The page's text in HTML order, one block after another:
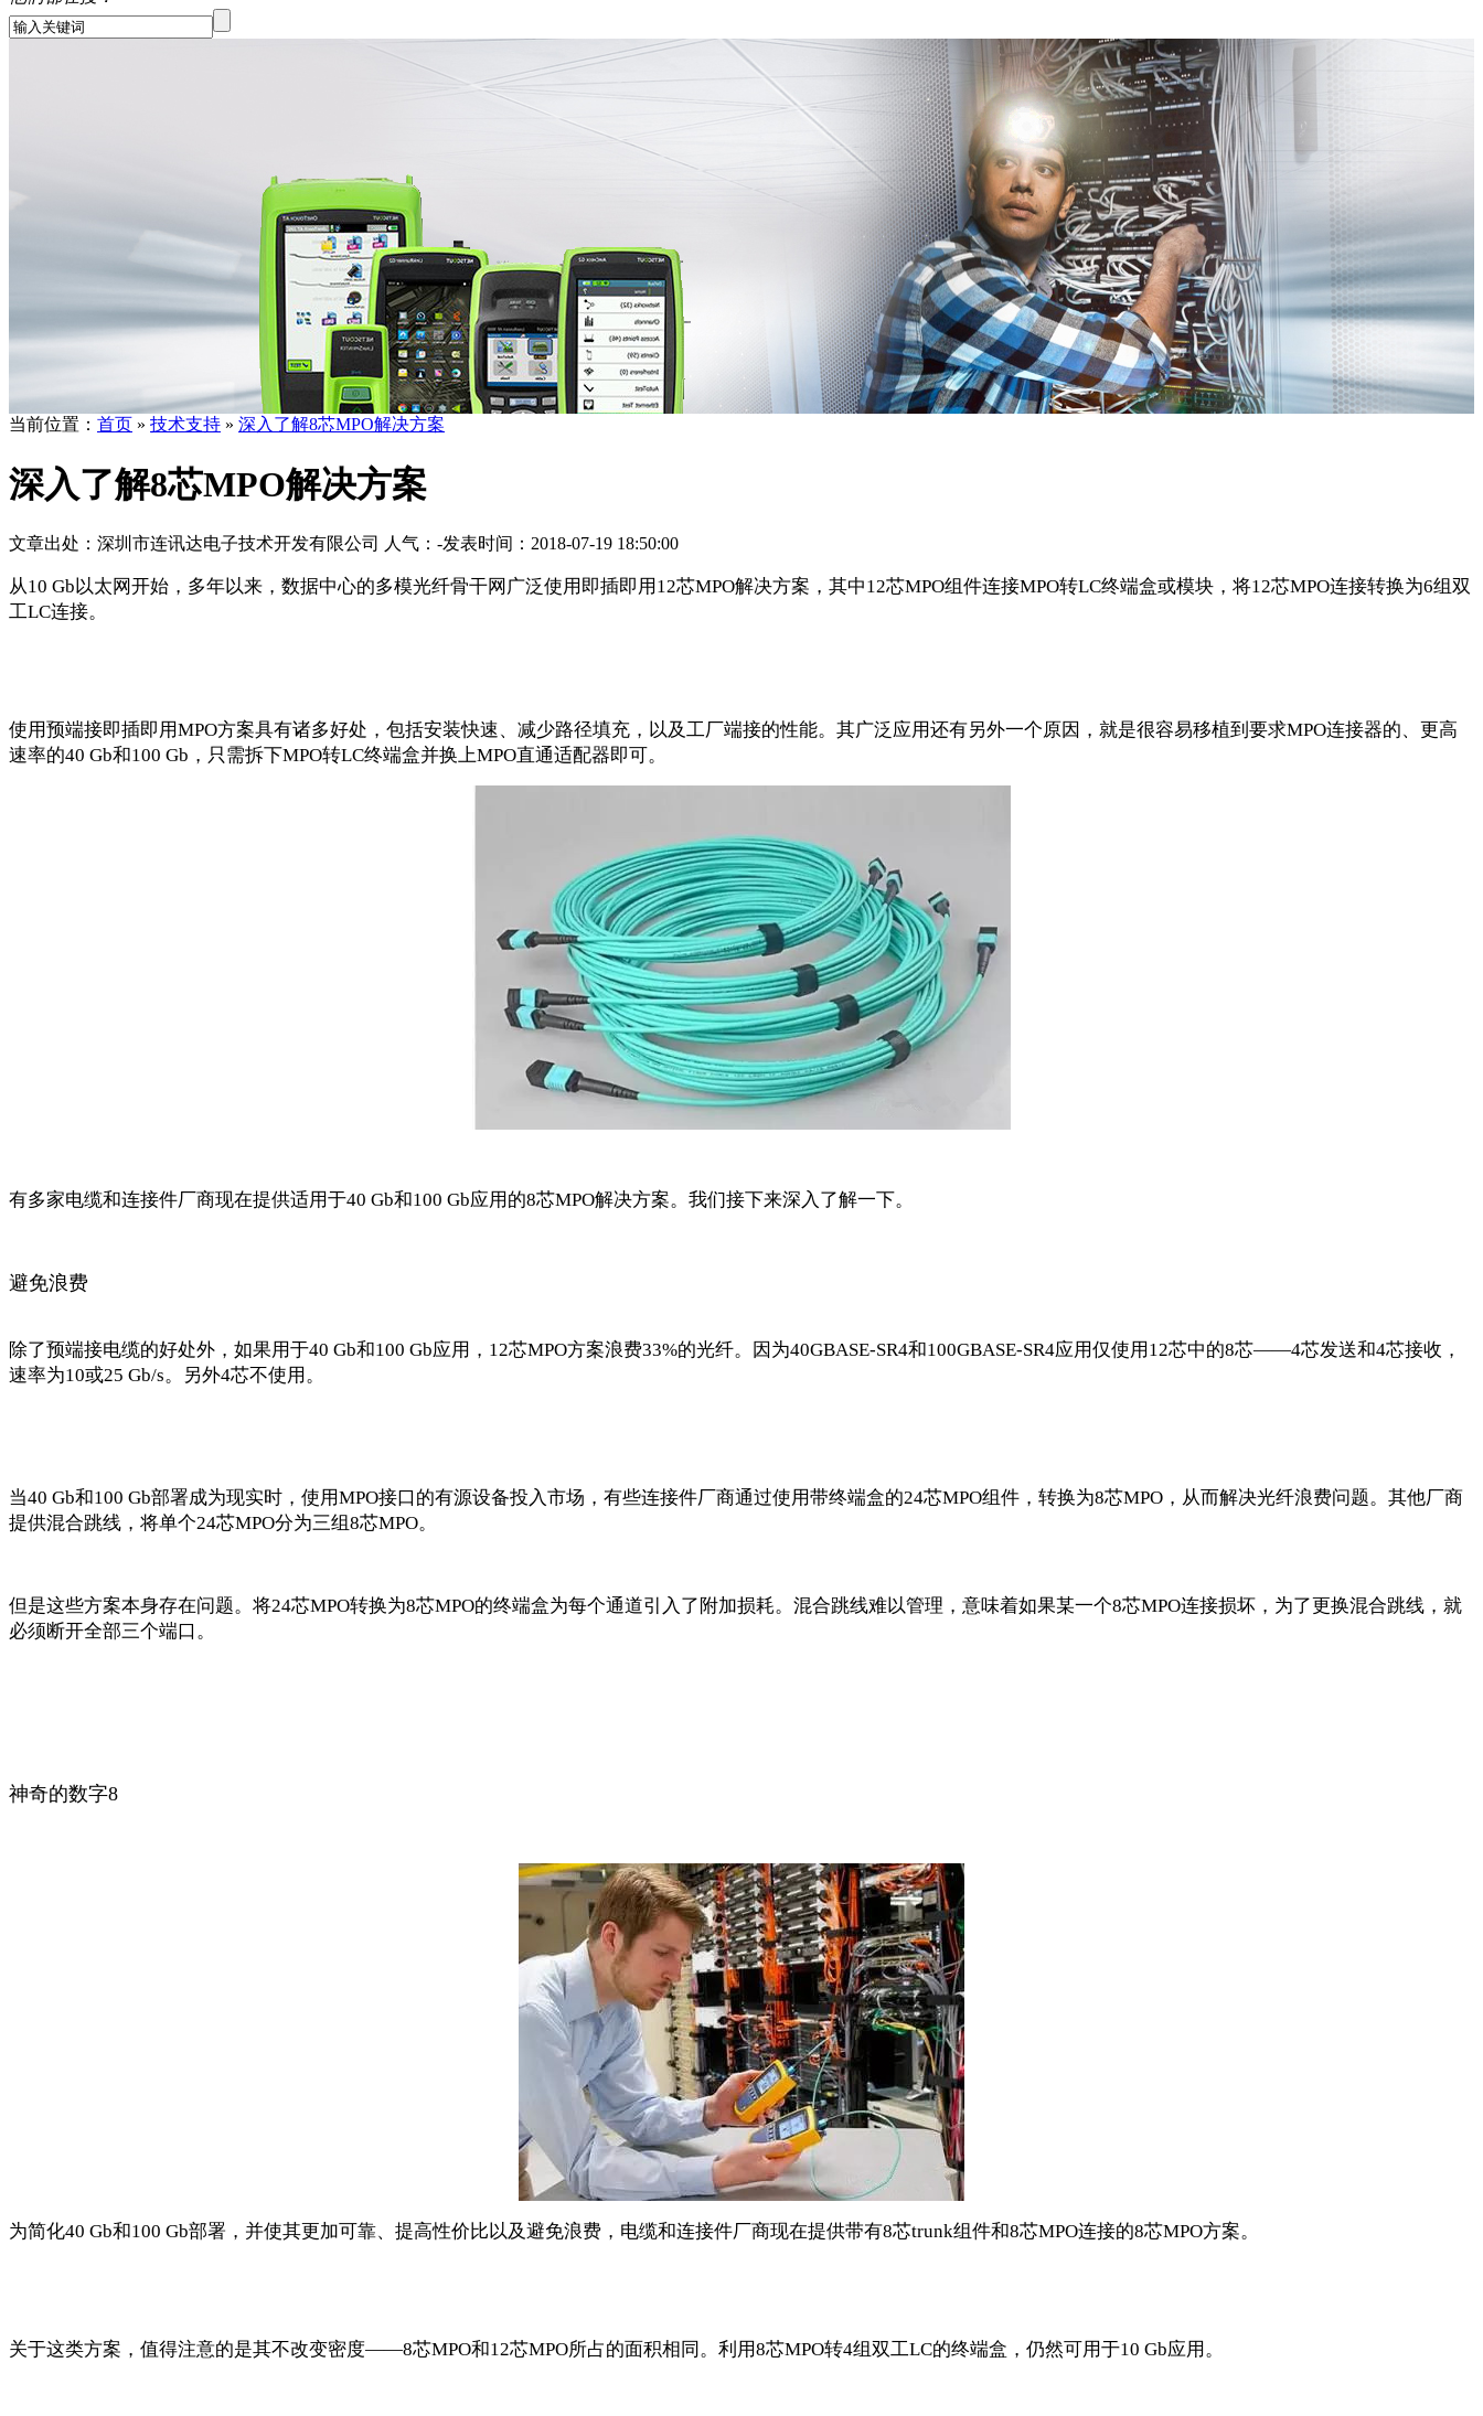
当前位置： 首页 » 技术支持 » 深入了解8芯MPO解决方案
深入了解8芯MPO解决方案
文章出处：深圳市连讯达电子技术开发有限公司 人气： -发表时间：2018-07-19 18:50:00
从10 Gb以太网开始，多年以来，数据中心的多模光纤骨干网广泛使用即插即用 12芯MPO解决方案，其中12芯MPO组件连接MPO转LC终端盒或模块，将12芯MPO连接转换为6组双
工LC连接。
使用预端接即插即用MPO方案具有诸多好处，包括安装快速、减少路径填充，以及工厂端接的性能。其广泛应用还有另外一个原因，就是很容易移植到要求MPO连接器的、更高
速率的40 Gb和100 Gb ，只需拆下MPO转LC终端盒并换上MPO直通适配器即可。
有多家电缆和连接件厂商现在提供适用于40 Gb和100 Gb应用的8芯MPO解决方案。我们接下来深入了解一下。
避免浪费
除了预端接电缆的好处外，如果用于40 Gb和100 Gb应用，12芯MPO方案浪费33%的光纤。因为40GBASE-SR4和100GBASE-SR4应用仅使用12芯中的8芯——4芯发送和4芯接收，
速率为10或25 Gb/s。另外4芯不使用。
当40 Gb和100 Gb部署成为现实时，使用MPO接口的有源设备投入市场，有些连接件厂商通过使用带终端盒的24芯MPO组件，转换为8芯MPO，从而解决光纤浪费问题。其他厂商
提供混合跳线，将单个24芯MPO分为三组8芯MPO。
但是这些方案本身存在问题。将24芯MPO转换为8芯MPO的终端盒为每个通道引入了附加损耗。混合跳线难以管理，意味着如果某一个8芯MPO连接损坏，为了更换混合跳线，就
必须断开全部三个端口。
神奇的数字8
为简化40 Gb和100 Gb部署，并使其更加可靠、提高性价比以及避免浪费，电缆和连接件厂商现在提供带有8芯trunk组件和8芯MPO连接的8芯MPO方案。
关于这类方案，值得注意的是其不改变密度——8芯MPO和12芯MPO所占的面积相同。利用8芯MPO转4组双工LC的终端盒，仍然可用于10 Gb应用。